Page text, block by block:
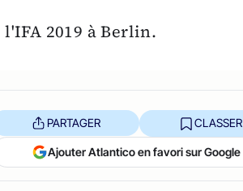
2019 à Berlin.
PARTAGER CLASSER
Ajouter Atlantico en favori sur Google